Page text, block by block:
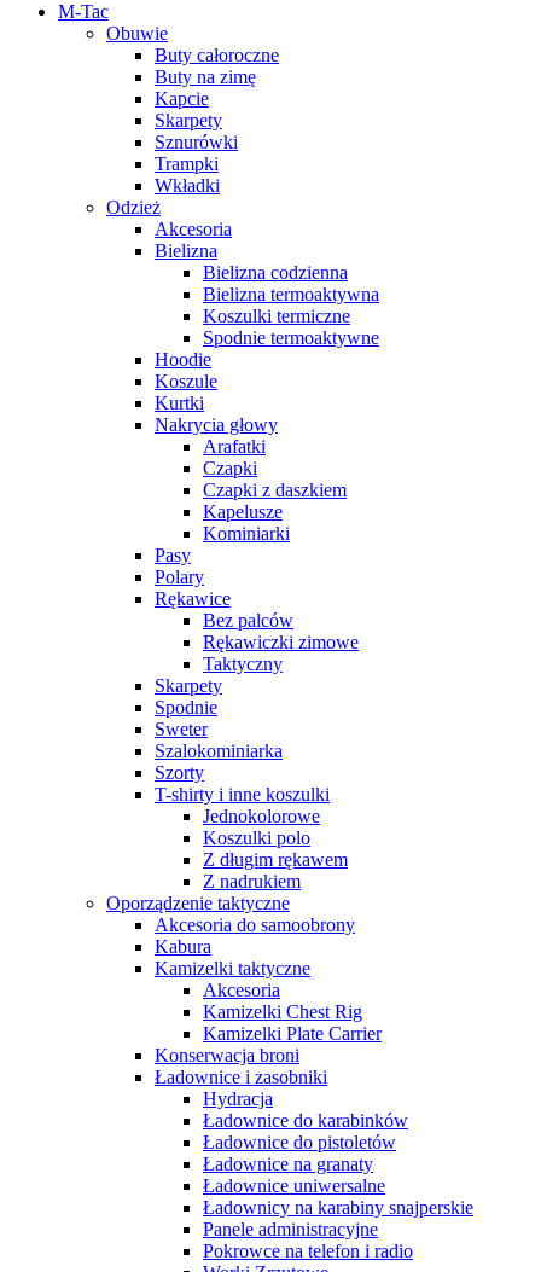
M-Tac
Obuwie
Buty całoroczne
Buty na zimę
Kapcie
Skarpety
Sznurówki
Trampki
Wkładki
Odzież
Akcesoria
Bielizna
Bielizna codzienna
Bielizna termoaktywna
Koszulki termiczne
Spodnie termoaktywne
Hoodie
Koszule
Kurtki
Nakrycia głowy
Arafatki
Czapki
Czapki z daszkiem
Kapelusze
Kominiarki
Pasy
Polary
Rękawice
Bez palców
Rękawiczki zimowe
Taktyczny
Skarpety
Spodnie
Sweter
Szalokominiarka
Szorty
T-shirty i inne koszulki
Jednokolorowe
Koszulki polo
Z długim rękawem
Z nadrukiem
Oporządzenie taktyczne
Akcesoria do samoobrony
Kabura
Kamizelki taktyczne
Akcesoria
Kamizelki Chest Rig
Kamizelki Plate Carrier
Konserwacja broni
Ładownice i zasobniki
Hydracja
Ładownice do karabinków
Ładownice do pistoletów
Ładownice na granaty
Ładownice uniwersalne
Ładownicy na karabiny snajperskie
Panele administracyjne
Pokrowce na telefon i radio